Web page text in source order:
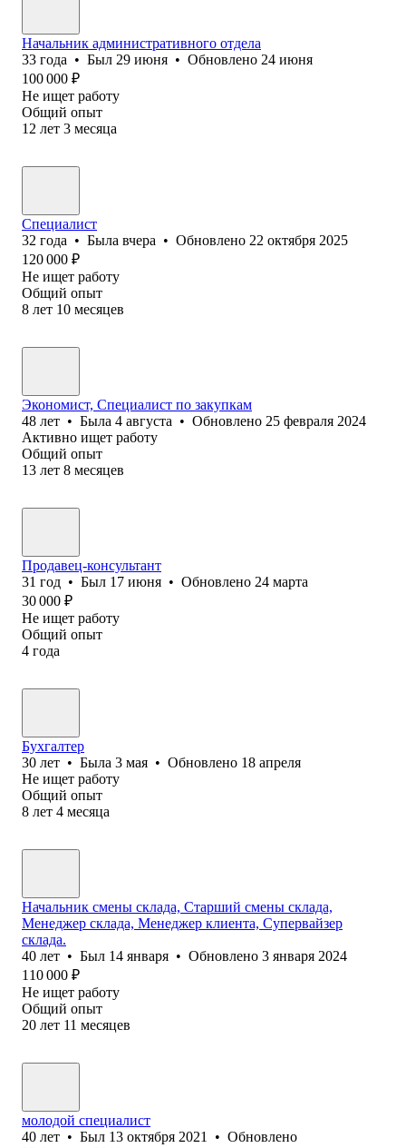
Начальник административного отдела
33 года • Был 29 июня • Обновлено 24 июня
100 000 ₽
Не ищет работу
Общий опыт
12 лет 3 месяца
Специалист
32 года • Была вчера • Обновлено 22 октября 2025
120 000 ₽
Не ищет работу
Общий опыт
8 лет 10 месяцев
Экономист, Специалист по закупкам
48 лет • Была 4 августа • Обновлено 25 февраля 2024
Активно ищет работу
Общий опыт
13 лет 8 месяцев
Продавец-консультант
31 год • Был 17 июня • Обновлено 24 марта
30 000 ₽
Не ищет работу
Общий опыт
4 года
Бухгалтер
30 лет • Была 3 мая • Обновлено 18 апреля
Не ищет работу
Общий опыт
8 лет 4 месяца
Начальник смены склада, Старший смены склада,
Менеджер склада, Менеджер клиента, Супервайзер
склада.
40 лет • Был 14 января • Обновлено 3 января 2024
110 000 ₽
Не ищет работу
Общий опыт
20 лет 11 месяцев
молодой специалист
40 лет • Был 13 октября 2021 • Обновлено